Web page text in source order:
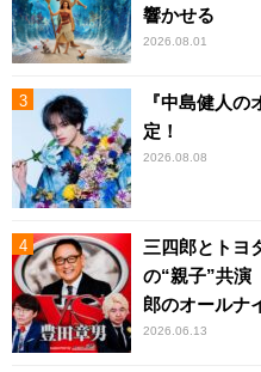
響かせる
2026.08.01
『中島健人
定！
2026.08.08
三四郎とトヨ
の“親子”共演
郎のオールナ
2026.06.13